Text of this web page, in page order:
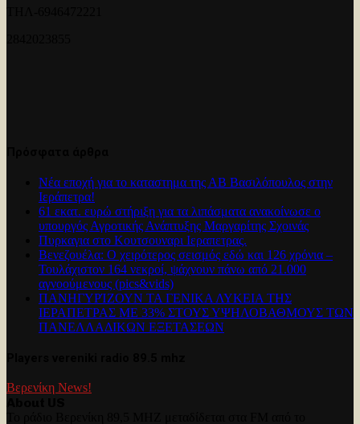
Νέα εποχή για το καταστημα της ΑΒ Βασιλόπουλος στην
Ιεράπετρα!
61 εκατ. ευρώ στήριξη για τα λιπάσματα ανακοίνωσε ο
υπουργός Αγροτικής Ανάπτυξης Μαργαρίτης Σχοινάς
Πυρκαγια στο Κουτσουναρι Ιεραπετρας.
Βενεζουέλα: Ο χειρότερος σεισμός εδώ και 126 χρόνια –
Τουλάχιστον 164 νεκροί, ψάχνουν πάνω από 21.000
αγνοούμενους (pics&vids)
ΠΑΝΗΓΥΡΊΖΟΥΝ ΤΑ ΓΕΝΙΚΑ ΛΥΚΕΙΑ ΤΗΣ
ΙΕΡΑΠΕΤΡΑΣ ΜΕ 33% ΣΤΟΥΣ ΥΨΗΛΟΒΑΘΜΟΥΣ ΤΩΝ
ΠΑΝΕΛΛΑΔΙΚΩΝ ΕΞΕΤΑΣΕΩΝ
Βερενίκη News!